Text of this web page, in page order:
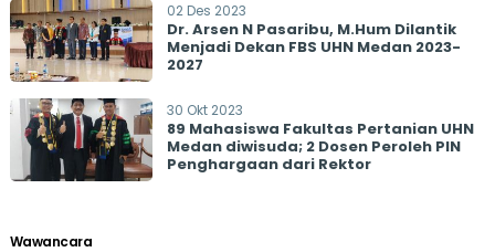
02 Des 2023
Dr. Arsen N Pasaribu, M.Hum Dilantik
Menjadi Dekan FBS UHN Medan 2023-
2027
30 Okt 2023
89 Mahasiswa Fakultas Pertanian UHN
Medan diwisuda; 2 Dosen Peroleh PIN
Penghargaan dari Rektor
Wawancara